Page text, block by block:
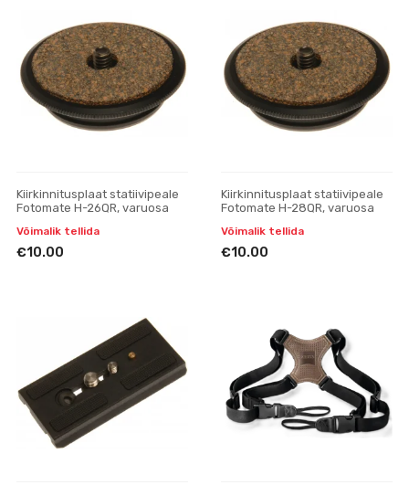
Kiirkinnitusplaat statiivipeale
Fotomate H-26QR, varuosa
Võimalik tellida
€10.00
Kiirkinnitusplaat statiivipeale
Fotomate H-28QR, varuosa
Võimalik tellida
€10.00